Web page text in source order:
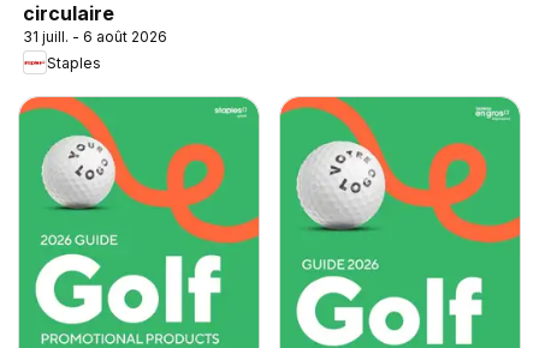
circulaire
31 juill. - 6 août 2026
Staples